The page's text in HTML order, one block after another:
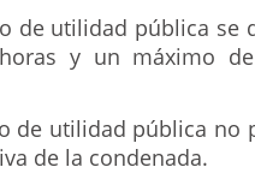
de utilidad pública se
y un máximo
de utilidad pública no
de la condenada.